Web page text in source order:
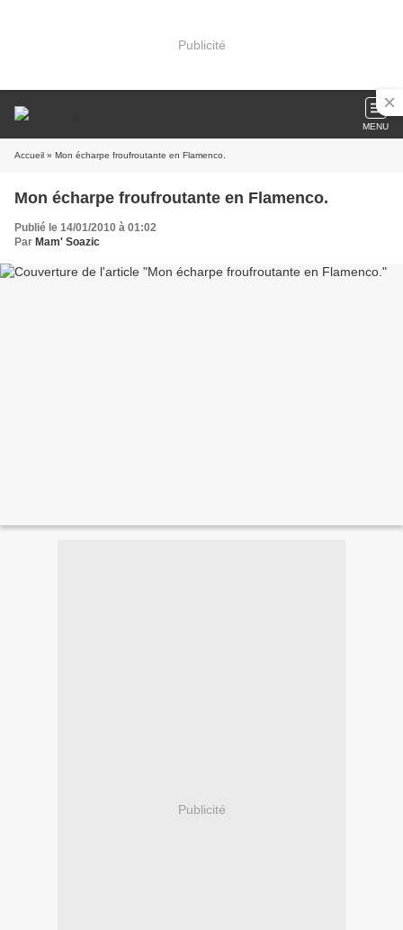
Publicité
MENU
Accueil » Mon écharpe froufroutante en Flamenco.
Mon écharpe froufroutante en Flamenco.
Publié le 14/01/2010 à 01:02
Par Mam' Soazic
Publicité